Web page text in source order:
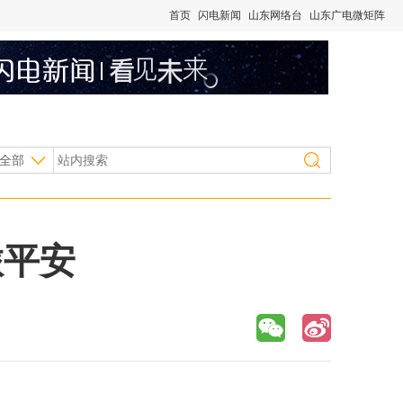
首页 闪电新闻 山东网络台 山东广电微矩阵
部
安